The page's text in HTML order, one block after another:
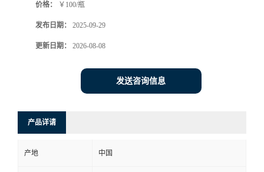
价格： ￥100/瓶
发布日期： 2025-09-29
更新日期： 2026-08-08
发送咨询信息
产品详请
产地 中国